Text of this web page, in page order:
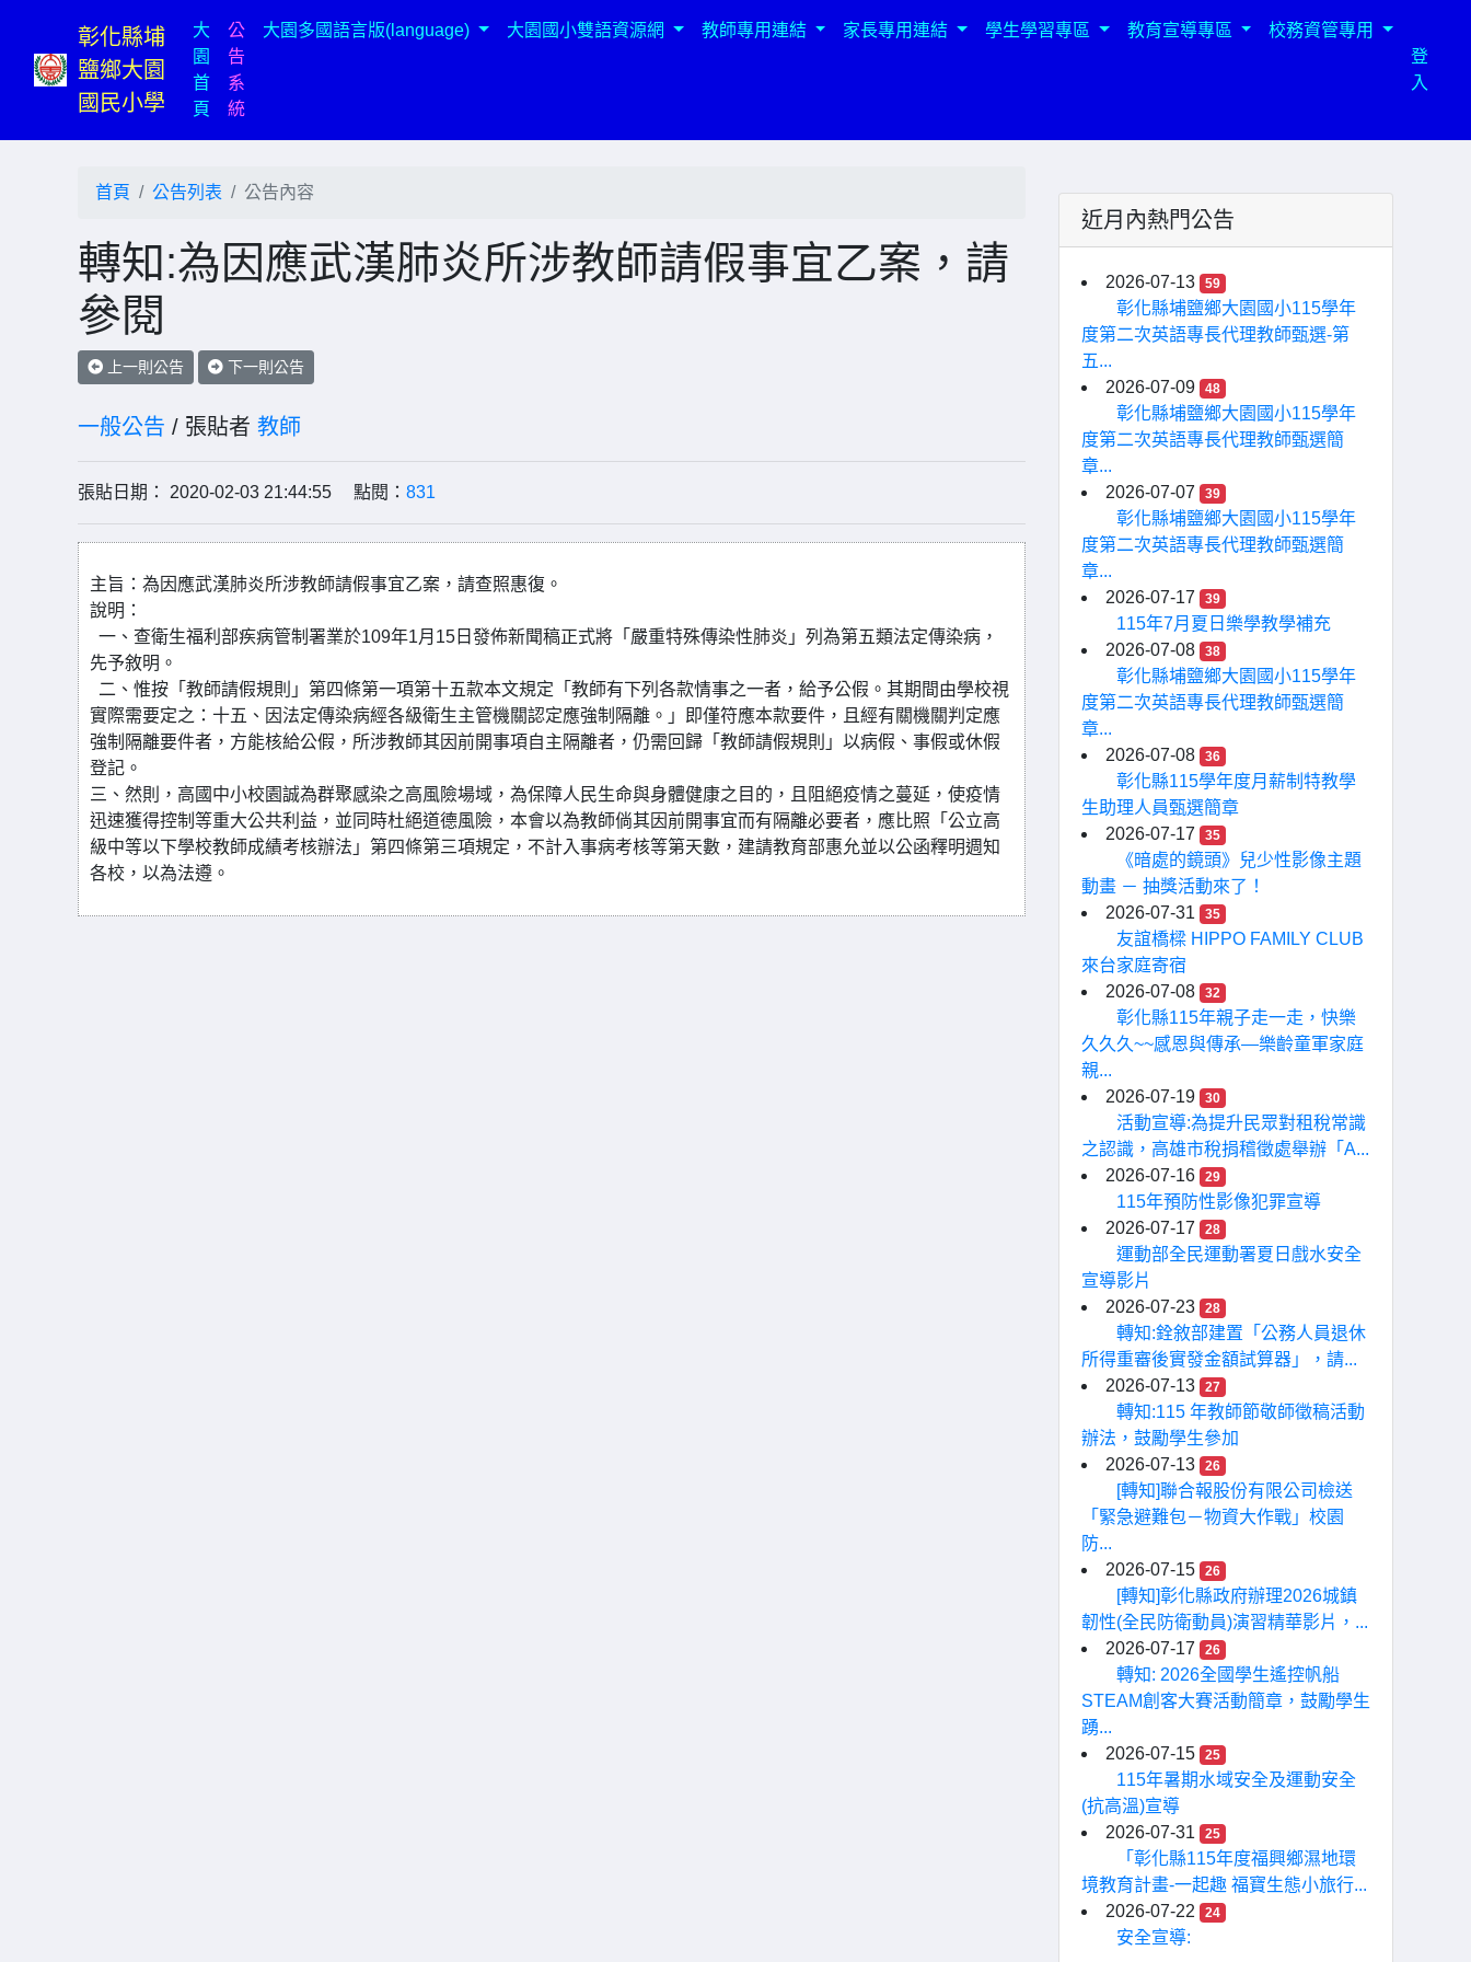
彰化縣埔
鹽鄉大園
國民小學
大
園
首
頁 (current)
公
告
系
統
大園多國語言版(language) 大園國小雙語資源網 教師專用連結 家長專用連結 學生學習專區 教育宣導專區
校務資管專用
登
入
首頁 公告列表 公告內容
轉知:為因應武漢肺炎所涉教師請假事宜乙案，請
參閱
上一則公告 下一則公告
一般公告 / 張貼者 教師
張貼日期： 2020-02-03 21:44:55 點閱： 831
主旨：為因應武漢肺炎所涉教師請假事宜乙案，請查照惠復。
說明：
一、查衛生福利部疾病管制署業於109年1月15日發佈新聞稿正式將「嚴重特殊傳染性肺炎」列為第五類法定傳染病，
先予敘明。
二、惟按「教師請假規則」第四條第一項第十五款本文規定「教師有下列各款情事之一者，給予公假。其期間由學校視
實際需要定之：十五、因法定傳染病經各級衛生主管機關認定應強制隔離。」即僅符應本款要件，且經有關機關判定應
強制隔離要件者，方能核給公假，所涉教師其因前開事項自主隔離者，仍需回歸「教師請假規則」以病假、事假或休假
登記。
三、然則，高國中小校園誠為群聚感染之高風險場域，為保障人民生命與身體健康之目的，且阻絕疫情之蔓延，使疫情
迅速獲得控制等重大公共利益，並同時杜絕道德風險，本會以為教師倘其因前開事宜而有隔離必要者，應比照「公立高
級中等以下學校教師成績考核辦法」第四條第三項規定，不計入事病考核等第天數，建請教育部惠允並以公函釋明週知
各校，以為法遵。
近月內熱門公告
2026-07-13 59
彰化縣埔鹽鄉大園國小115學年
度第二次英語專長代理教師甄選-第
五...
2026-07-09
48
彰化縣埔鹽鄉大園國小115學年
度第二次英語專長代理教師甄選簡
章...
2026-07-07
39
彰化縣埔鹽鄉大園國小115學年
度第二次英語專長代理教師甄選簡
章...
2026-07-17
39
115年7月夏日樂學教學補充
2026-07-08
38
彰化縣埔鹽鄉大園國小115學年
度第二次英語專長代理教師甄選簡
章...
2026-07-08
36
彰化縣115學年度月薪制特教學
生助理人員甄選簡章
2026-07-17
35
《暗處的鏡頭》兒少性影像主題
動畫 － 抽獎活動來了！
2026-07-31
35
友誼橋樑 HIPPO FAMILY CLUB
來台家庭寄宿
2026-07-08
32
彰化縣115年親子走一走，快樂
久久久~~感恩與傳承—樂齡童軍家庭
親...
2026-07-19
30
活動宣導:為提升民眾對租稅常識
之認識，高雄市稅捐稽徵處舉辦「A...
2026-07-16
29
115年預防性影像犯罪宣導
2026-07-17
28
運動部全民運動署夏日戲水安全
宣導影片
2026-07-23
28
轉知:銓敘部建置「公務人員退休
所得重審後實發金額試算器」，請...
2026-07-13
27
轉知:115 年教師節敬師徵稿活動
辦法，鼓勵學生參加
2026-07-13
26
[轉知]聯合報股份有限公司檢送
「緊急避難包－物資大作戰」校園
防...
2026-07-15
26
[轉知]彰化縣政府辦理2026城鎮
韌性(全民防衛動員)演習精華影片，...
2026-07-17
26
轉知: 2026全國學生遙控帆船
STEAM創客大賽活動簡章，鼓勵學生
踴...
2026-07-15
25
115年暑期水域安全及運動安全
(抗高溫)宣導
2026-07-31
25
「彰化縣115年度福興鄉濕地環
境教育計畫-一起趣 福寶生態小旅行...
2026-07-22
24
安全宣導: